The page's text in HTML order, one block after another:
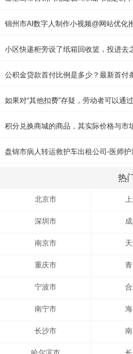
锦州市AI数字人制作小视频@网站优化
小区快递柜旁设了纸箱回收篮，投进去
公积金贷款首付比例是多少？最新首付
如果对“其他扣费”存疑，劳动者可以通
积分兑换商城的商品，其实际价格与市
盘锦市病人转运救护车出租公司-医师
热
北京市
深圳市
南京市
重庆市
宁波市
南宁市
长沙市